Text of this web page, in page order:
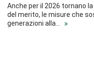
Anche per il 2026 tornano
del merito, le misure che
generazioni alla…